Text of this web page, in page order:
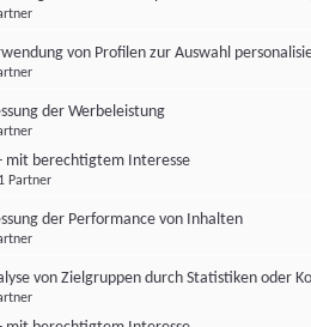
von Profilen zur Auswahl
der Werbeleistung
mit berechtigtem Interesse
1 Partner
der Performance von Inhalten
von Zielgruppen durch Statistiken oder